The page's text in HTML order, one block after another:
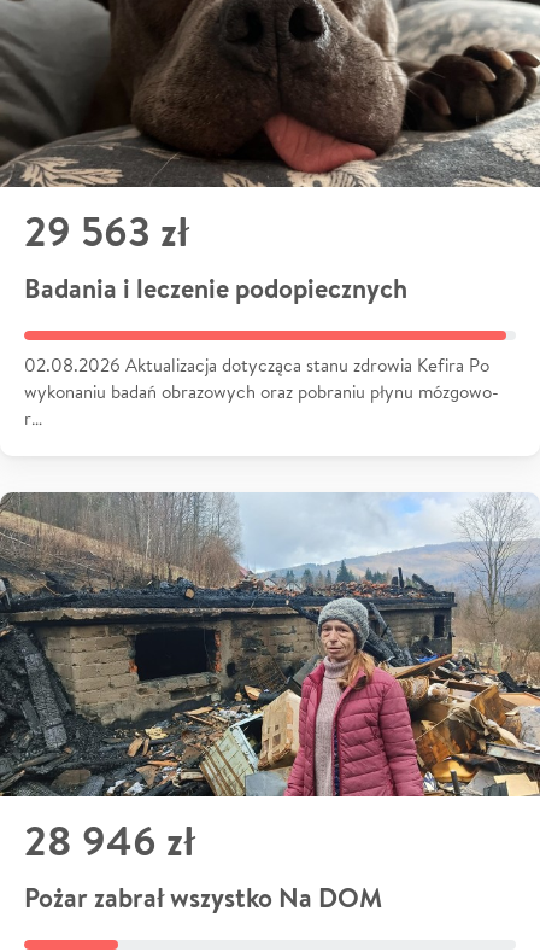
29 563 zł
Badania i leczenie podopiecznych
02.08.2026 Aktualizacja dotycząca stanu zdrowia Kefira Po
wykonaniu badań obrazowych oraz pobraniu płynu mózgowo-
r…
28 946 zł
Pożar zabrał wszystko Na DOM